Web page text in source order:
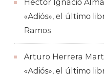
Hector Ignacio
«Adiós», el último
Ramos
Arturo Herrera
«Adiós», el último